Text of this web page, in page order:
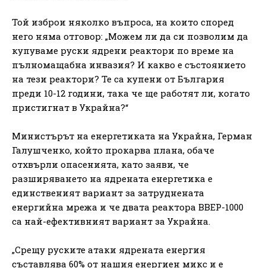
Той изброи няколко въпроса, на които според
него няма отговор: „Можем ли да си позволим да
купуваме руски ядрени реактори по време на
пълномащабна инвазия? И какво е състоянието
на тези реактори? Те са купени от България
преди 10-12 години, така че ще работят ли, когато
пристигнат в Украйна?“
Министърът на енергетиката на Украйна, Герман
Галушченко, който прокарва плана, обаче
отхвърли опасенията, като заяви, че
разширяването на ядрената енергетика е
единственият вариант за затруднената
енергийна мрежа и че двата реактора ВВЕР-1000
са най-ефективният вариант за Украйна.
„Срещу руските атаки ядрената енергия
съставлява 60% от нашия енергиен микс и е